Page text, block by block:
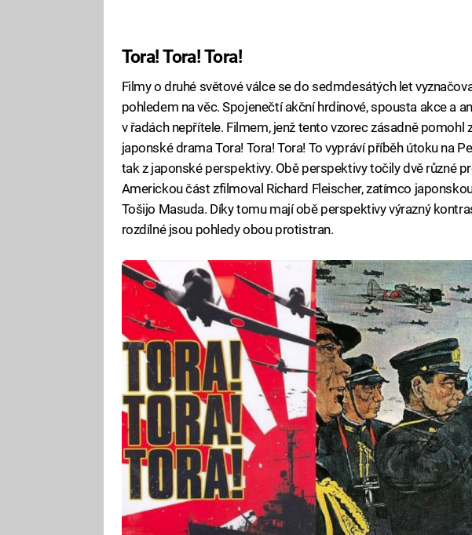
Tora! Tora! Tora!
Filmy o druhé světové válce se do sedmdesátých let
pohledem na věc. Spojenečtí akční hrdinové, spousta akce a
v řadách nepřítele. Filmem, jenž tento vzorec zásadně pomohl
japonské drama Tora! Tora! Tora! To vypráví příběh útoku na
tak z japonské perspektivy. Obě perspektivy točily dvě různé
Americkou část zfilmoval Richard Fleischer, zatímco
Tošijo Masuda. Díky tomu mají obě perspektivy výrazný
rozdílné jsou pohledy obou protistran.